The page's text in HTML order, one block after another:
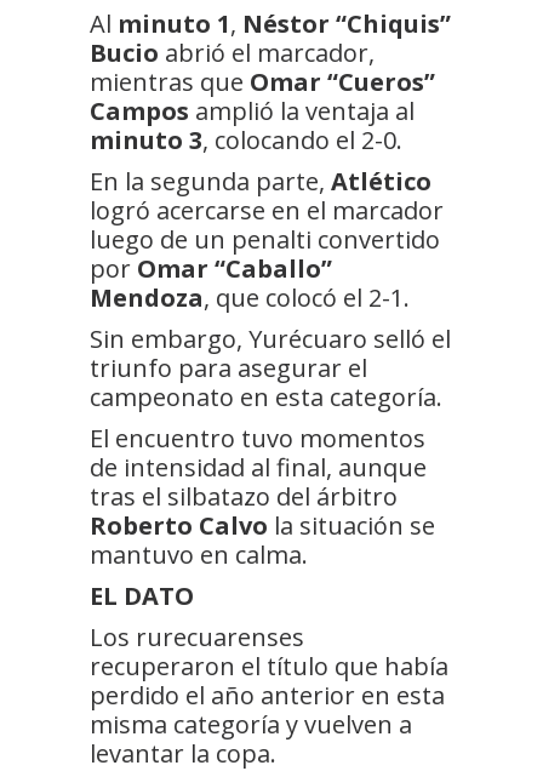
Al minuto 1, Néstor “Chiquis”
Bucio abrió el marcador,
mientras que Omar “Cueros”
Campos amplió la ventaja al
minuto 3, colocando el 2-0.
En la segunda parte, Atlético
logró acercarse en el marcador
luego de un penalti convertido
por Omar “Caballo”
Mendoza, que colocó el 2-1.
Sin embargo, Yurécuaro selló el
triunfo para asegurar el
campeonato en esta categoría.
El encuentro tuvo momentos
de intensidad al final, aunque
tras el silbatazo del árbitro
Roberto Calvo la situación se
mantuvo en calma.
EL DATO
Los rurecuarenses
recuperaron el título que había
perdido el año anterior en esta
misma categoría y vuelven a
levantar la copa.